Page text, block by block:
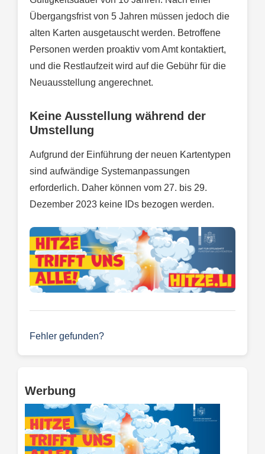
Übergangsfrist von 5 Jahren müssen jedoch die
alten Karten ausgetauscht werden. Betroffene
Personen werden proaktiv vom Amt kontaktiert,
und die Restlaufzeit wird auf die Gebühr für die
Neuausstellung angerechnet.
Keine Ausstellung während der
Umstellung
Aufgrund der Einführung der neuen Kartentypen
sind aufwändige Systemanpassungen
erforderlich. Daher können vom 27. bis 29.
Dezember 2023 keine IDs bezogen werden.
Fehler gefunden?
Werbung